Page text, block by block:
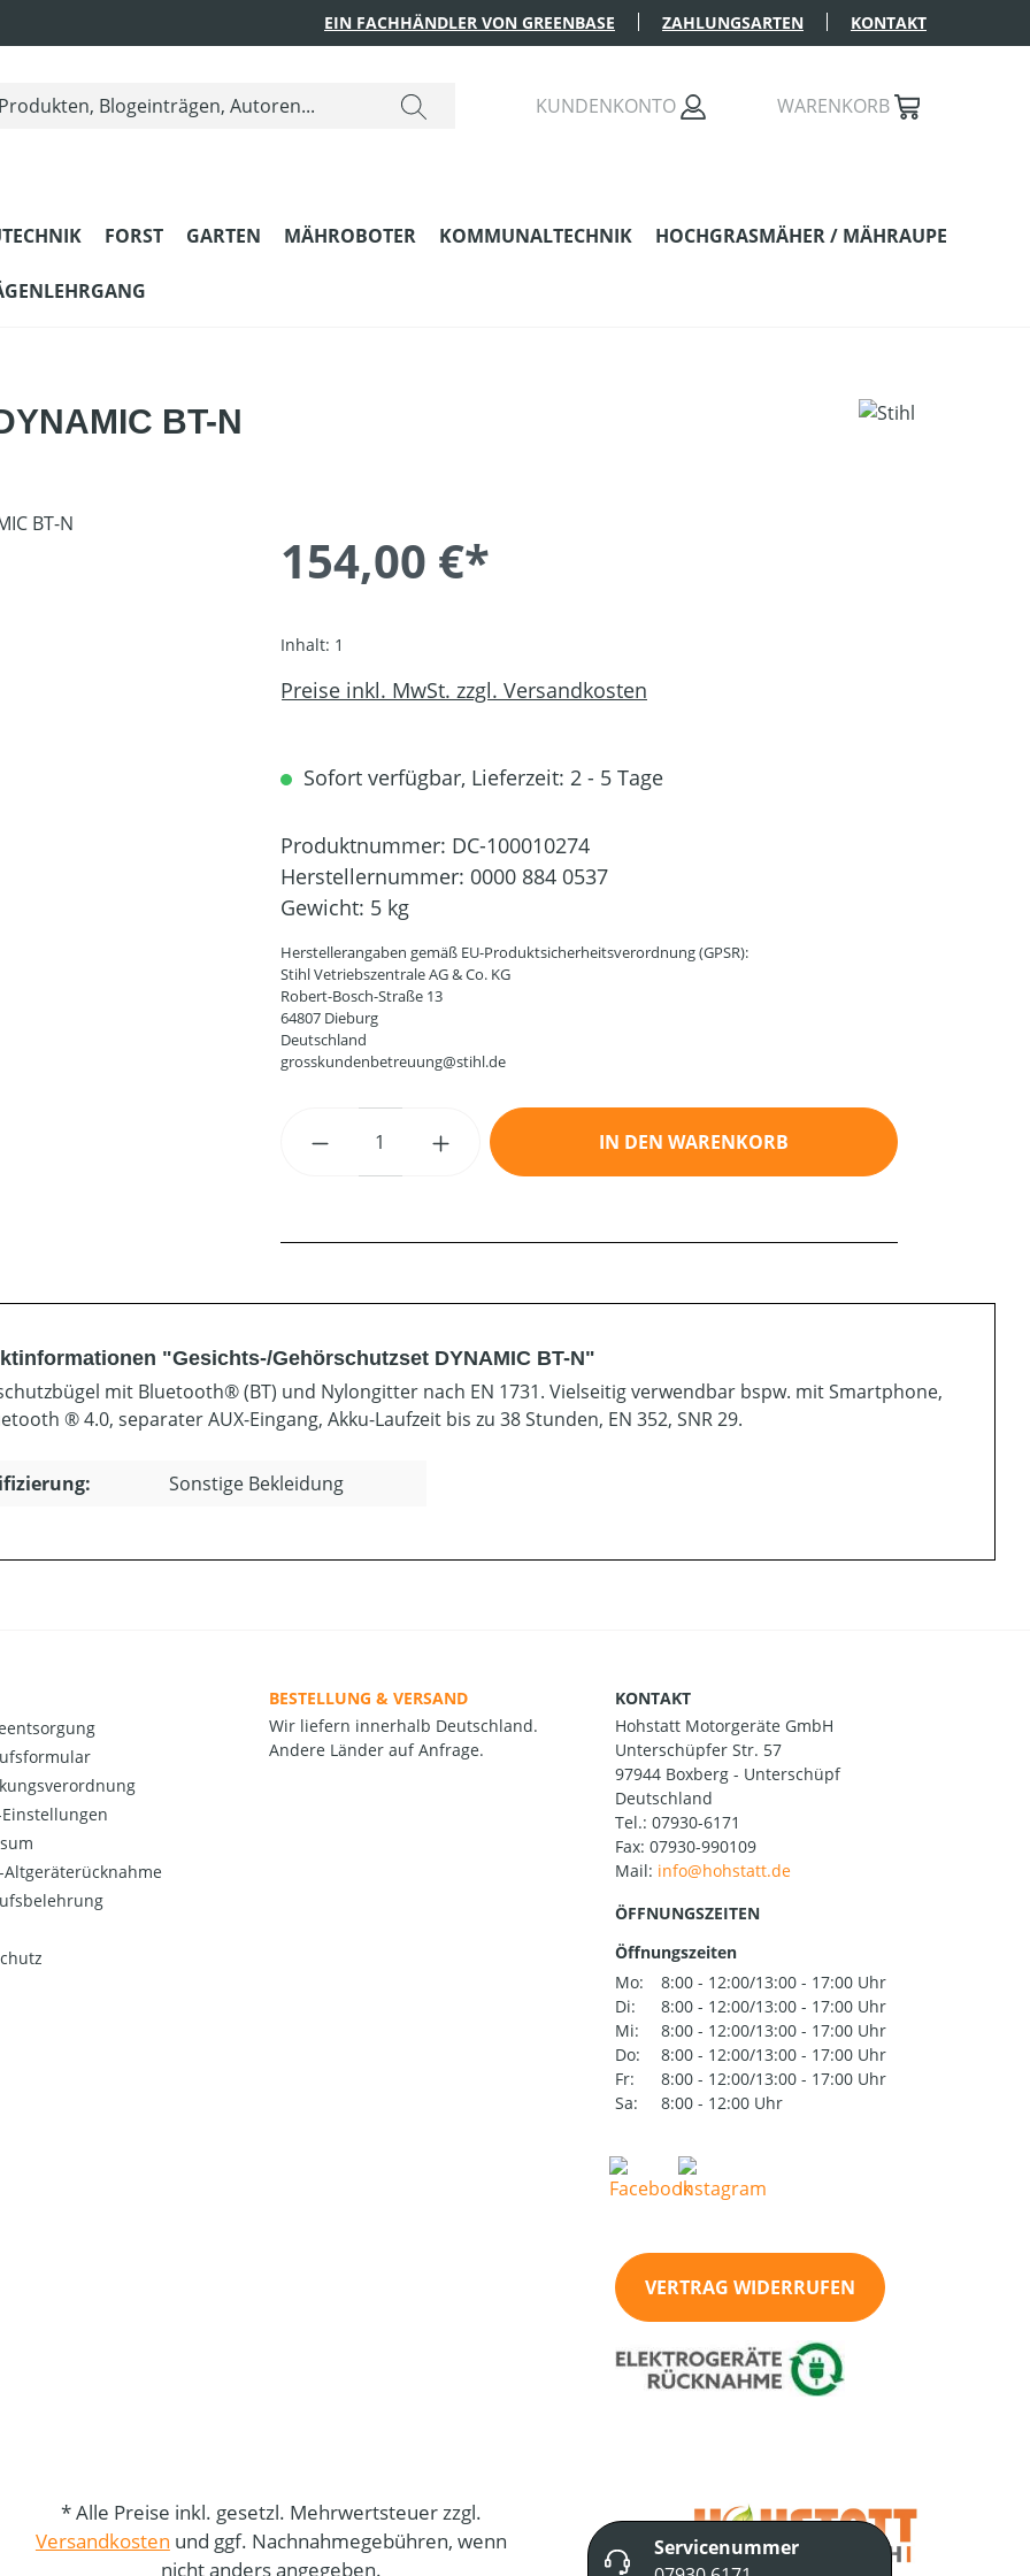
EIN FACHHÄNDLER VON GREENBASE ZAHLUNGSARTEN KONTAKT
KUNDENKONTO WARENKORB
FORST GARTEN MÄHROBOTER KOMMUNALTECHNIK HOCHGRASMÄHER / MÄHRAUPE
BT-N
154,00 €*
Inhalt: 1
Preise inkl. MwSt. zzgl. Versandkosten
Sofort verfügbar, Lieferzeit: 2 - 5 Tage
Produktnummer: DC-100010274
Herstellernummer: 0000 884 0537
Gewicht: 5 kg
Herstellerangaben gemäß EU-Produktsicherheitsverordnung (GPSR):
Stihl Vetriebszentrale AG & Co. KG
Robert-Bosch-Straße 13
64807 Dieburg
Deutschland
grosskundenbetreuung@stihl.de
Produkt Anzahl: Gib den gewünschten Wert ein oder
IN DEN WARENKORB
"Gesichts-/Gehörschutzset DYNAMIC BT-N"
mit Bluetooth® (BT) und Nylongitter nach EN 1731. Vielseitig verwendbar bspw. mit Smartphone,
® 4.0, separater AUX-Eingang, Akku-Laufzeit bis zu 38 Stunden, EN 352, SNR 29.
Sonstige Bekleidung
Einstellungen
Altgeräterücknahme
BESTELLUNG & VERSAND
Wir liefern innerhalb Deutschland.
Andere Länder auf Anfrage.
KONTAKT
Hohstatt Motorgeräte GmbH
Unterschüpfer Str. 57
97944 Boxberg - Unterschüpf
Deutschland
Tel.: 07930-6171
Fax: 07930-990109
Mail:
ÖFFNUNGSZEITEN
Öffnungszeiten
Mo:
8:00 - 12:00/13:00 - 17:00 Uhr
Di:
8:00 - 12:00/13:00 - 17:00 Uhr
Mi:
8:00 - 12:00/13:00 - 17:00 Uhr
Do:
8:00 - 12:00/13:00 - 17:00 Uhr
Fr:
8:00 - 12:00/13:00 - 17:00 Uhr
Sa:
8:00 - 12:00 Uhr
VERTRAG WIDERRUFEN
* Alle Preise inkl. gesetzl. Mehrwertsteuer zzgl.
Versandkosten und ggf. Nachnahmegebühren, wenn
nicht anders angegeben.
Servicenummer